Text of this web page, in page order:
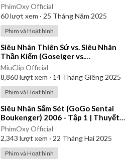
PhimOxy Official
60lượt xem · 25 Tháng Năm 2025
Phim và Hoạt hình
⁣Siêu Nhân Thiên Sứ vs. Siêu Nhân
Thần Kiếm (Goseiger vs.
Shinkenger) | Vietsub
MiuClip Official
8,860lượt xem · 14 Tháng Giêng 2025
Phim và Hoạt hình
⁣Siêu Nhân Sấm Sét (GoGo Sentai
Boukenger) 2006 - Tập 1 | Thuyết
Minh
PhimOxy Official
2,343 lượt xem · 22 Tháng Hai 2025
Phim và Hoạt hình